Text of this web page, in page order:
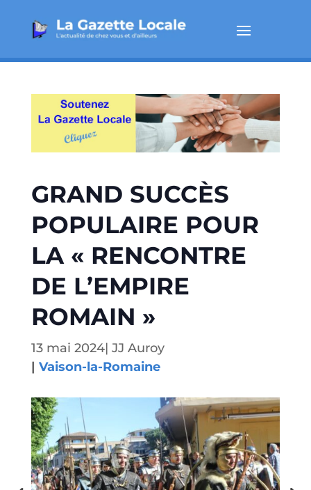
GRAND SUCCÈS
POPULAIRE POUR
LA « RENCONTRE
DE L’EMPIRE
ROMAIN »
13 mai 2024| JJ Auroy
| Vaison-la-Romaine